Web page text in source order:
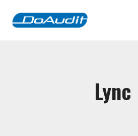
sisältöön
Lync